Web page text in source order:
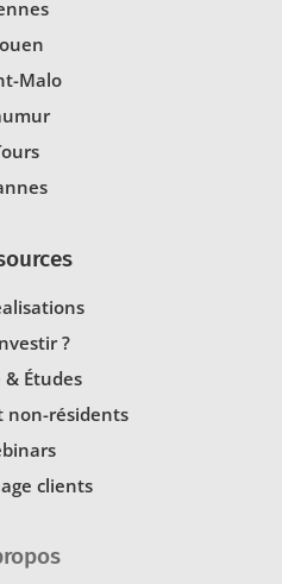
Malo
?
& Études
non-résidents
clients